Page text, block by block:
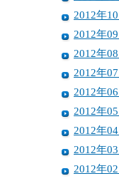
2012年10
2012年09
2012年08
2012年07
2012年06
2012年05
2012年04
2012年03
2012年02